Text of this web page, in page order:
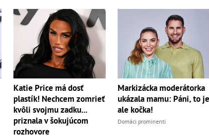
Katie Price má dosť
plastík! Nechcem zomrieť
kvôli svojmu zadku...
priznala v šokujúcom
rozhovore
Markizácka moderátorka
ukázala mamu: Páni, to je
ale kočka!
Domáci prominenti